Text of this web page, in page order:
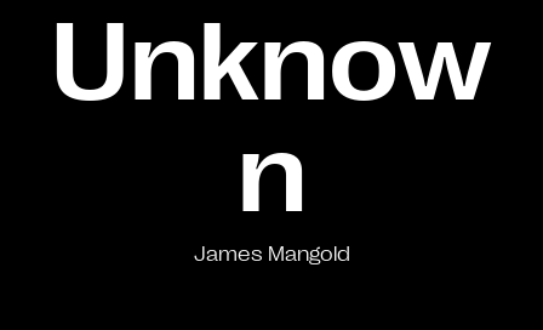
Unknow
n
James Mangold